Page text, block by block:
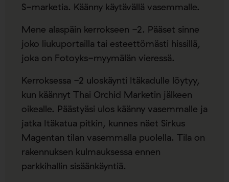
S-marketia. Käänny käytävällä vasemmalle.
Mene alaspäin kerrokseen -2. Pääset sinne
joko liukuportailla tai esteettömästi hissillä,
joka on Fotoyks-myymälän vieressä.
Kerroksessa -2 uloskäynti Itäkadulle löytyy,
kun käännyt Thai Orchid Marketin jälkeen
oikealle. Päästyäsi ulos käänny vasemmalle ja
jatka Itäkatua pitkin, kunnes näet Sirkus
Magentan tilan vasemmalla puolella. Tila on
rakennuksen kulmauksessa ennen
parkkihallin sisäänkäyntiä.